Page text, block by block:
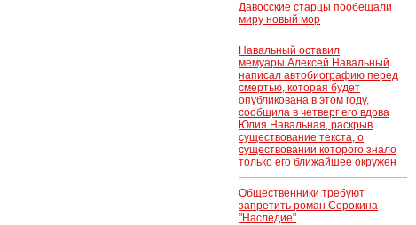
Давосские старцы пообещали
миру новый мор
Навальный оставил
мемуары.Алексей Навальный
написал автобиографию перед
смертью, которая будет
опубликована в этом году,
сообщила в четверг его вдова
Юлия Навальная, раскрыв
существование текста, о
существовании которого знало
только его ближайшее окружен
Общественники требуют
запретить роман Сорокина
"Наследие"